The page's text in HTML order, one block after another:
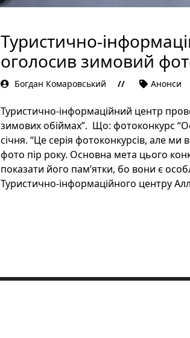
Туристично-
оголосив зимовий
Богдан Комаровський Анонси
Туристично-інформаційний центр
зимових обіймах”. Що: фотоконкурс
січня. “Це серія фотоконкурсів, але
фото пір року. Основна мета цього
показати його пам’ятки, бо вони є
Туристично-інформаційного центру